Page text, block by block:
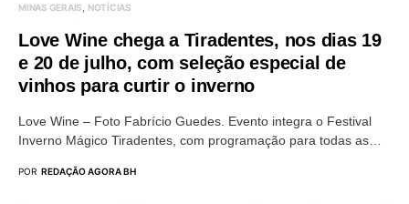
MINAS GERAIS NOTÍCIAS
Love Wine chega a Tiradentes, nos dias 19
e 20 de julho, com seleção especial de
vinhos para curtir o inverno
Love Wine – Foto Fabrício Guedes. Evento integra o Festival
Inverno Mágico Tiradentes, com programação para todas as…
POR REDAÇÃO AGORA BH